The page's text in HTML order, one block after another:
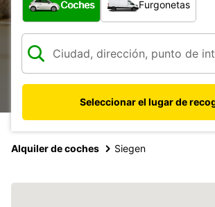
Coches Furgonetas
Seleccionar el lugar de
Alquiler de coches Siegen